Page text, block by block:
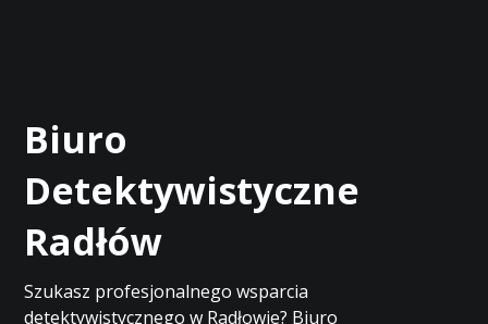
Biuro
Detektywistyczne
Radłów
Szukasz profesjonalnego wsparcia
detektywistycznego w Radłowie? Biuro